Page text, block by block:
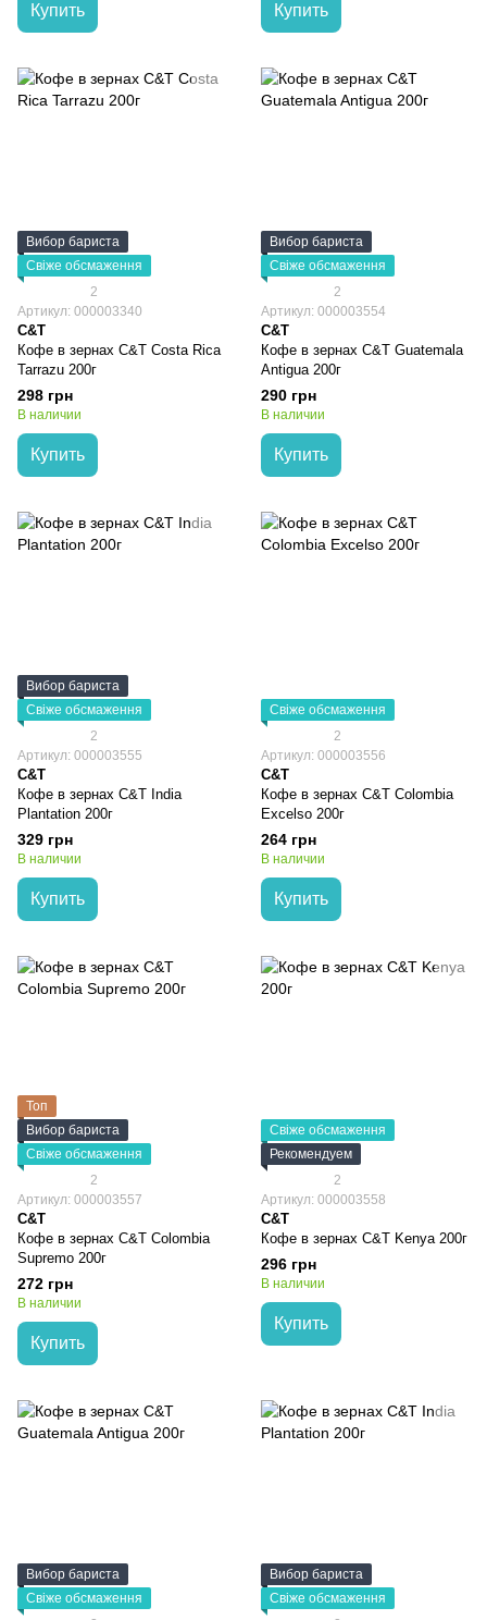
Купить Купить
Вибор бариста
Свіже обсмаження
2
Артикул: 000003340
C&T
Кофе в зернах C&T Сosta Rica
Tarrazu 200г
298 грн
В наличии
Купить
Вибор бариста
Свіже обсмаження
2
Артикул: 000003554
C&T
Кофе в зернах C&T Guatemala
Antigua 200г
290 грн
В наличии
Купить
Вибор бариста
Свіже обсмаження
2
Артикул: 000003555
C&T
Кофе в зернах C&T India
Plantation 200г
329 грн
В наличии
Купить
Свіже обсмаження
2
Артикул: 000003556
C&T
Кофе в зернах C&T Colombia
Excelso 200г
264 грн
В наличии
Купить
Топ
Вибор бариста
Свіже обсмаження
2
Артикул: 000003557
C&T
Кофе в зернах C&T Colombia
Supremo 200г
272 грн
В наличии
Купить
Свіже обсмаження
Рекомендуем
2
Артикул: 000003558
C&T
Кофе в зернах C&T Kenya 200г
296 грн
В наличии
Купить
Вибор бариста
Свіже обсмаження
Вибор бариста
Свіже обсмаження